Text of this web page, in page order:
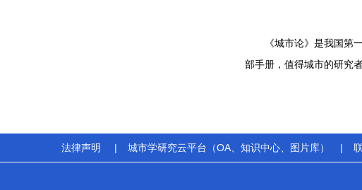
《城市论》是我国第
部手册，值得城市的研究
法律声明 | 城市学研究云平台（OA、知识中心、图片库） |